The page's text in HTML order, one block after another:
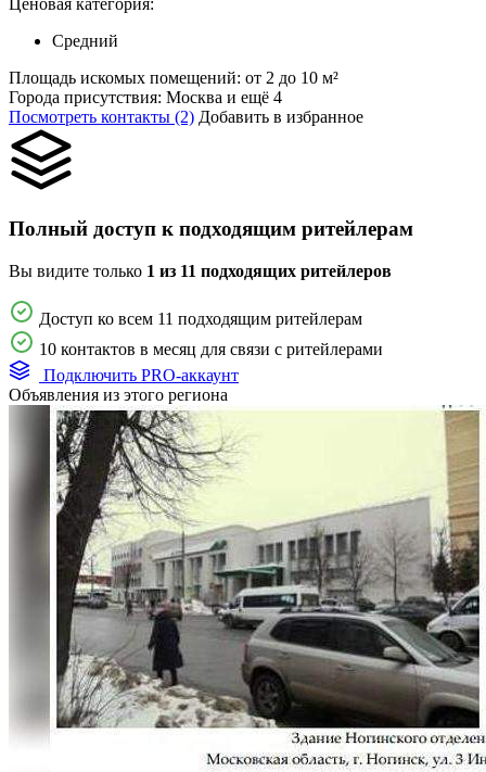
Ценовая категория:
Средний
Площадь искомых помещений: от 2 до 10 м²
Города присутствия: Москва и ещё 4
Посмотреть контакты (2) Добавить в избранное
Полный доступ к подходящим ритейлерам
Вы видите только 1 из 11 подходящих ритейлеров
Доступ ко всем 11 подходящим ритейлерам
10 контактов в месяц для связи с ритейлерами
Подключить PRO-аккаунт
Объявления из этого региона